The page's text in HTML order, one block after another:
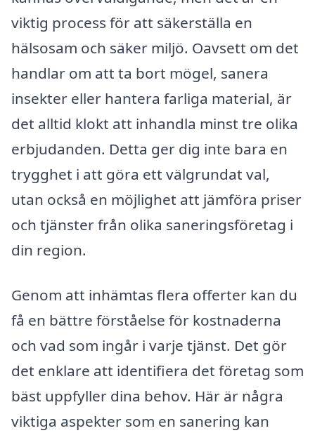
viktig process för att säkerställa en
hälsosam och säker miljö. Oavsett om det
handlar om att ta bort mögel, sanera
insekter eller hantera farliga material, är
det alltid klokt att inhandla minst tre olika
erbjudanden. Detta ger dig inte bara en
trygghet i att göra ett välgrundat val,
utan också en möjlighet att jämföra priser
och tjänster från olika saneringsföretag i
din region.
Genom att inhämtas flera offerter kan du
få en bättre förståelse för kostnaderna
och vad som ingår i varje tjänst. Det gör
det enklare att identifiera det företag som
bäst uppfyller dina behov. Här är några
viktiga aspekter som en sanering kan